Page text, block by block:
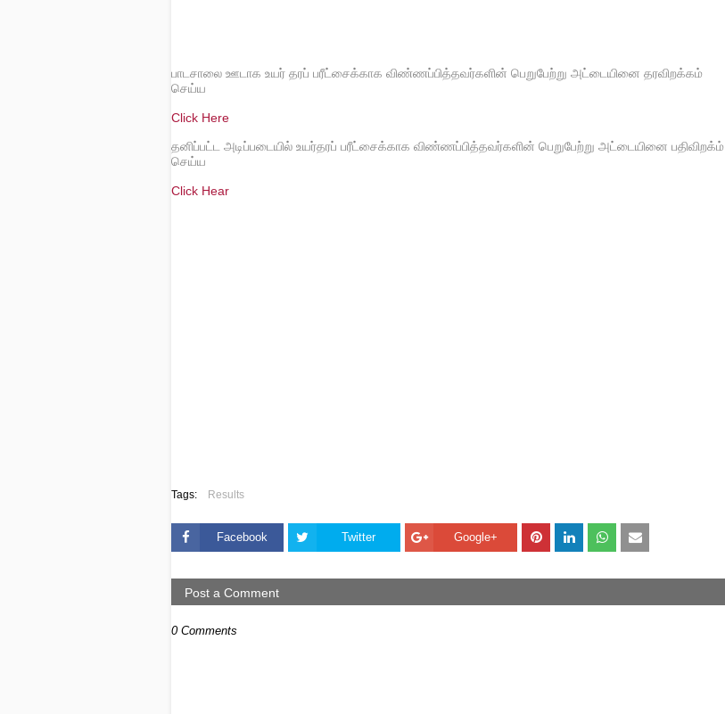
பாடசாலை ஊடாக உயர் தரப் பரீட்சைக்காக விண்ணப்பித்தவர்களின் பெறுபேற்று அட்டையினை தரவிறக்கம்
செய்ய
Click Here
தனிப்பட்ட அடிப்படையில் உயர்தரப் பரீட்சைக்காக விண்ணப்பித்தவர்களின் பெறுபேற்று அட்டையினை பதிவிறக்ம்
செய்ய
Click Hear
Tags: Results
Facebook Twitter Google+
Post a Comment
0 Comments